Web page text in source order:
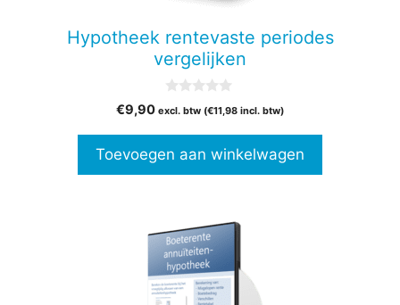
Hypotheek rentevaste periodes
vergelijken
v
5
€9,90 excl. btw (€11,98 incl. btw)
Toevoegen aan winkelwagen